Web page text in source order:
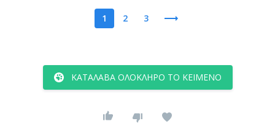
1 2 3
ΚΑΤΆΛΑΒΑ ΟΛΌΚΛΗΡΟ ΤΟ ΚΕΊΜΕΝΟ